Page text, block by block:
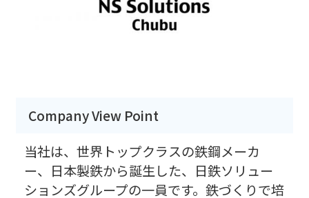
Company View Point
当社は、世界トップクラスの鉄鋼メーカ
ー、日本製鉄から誕生した、日鉄ソリュー
ションズグループの一員です。鉄づくりで培